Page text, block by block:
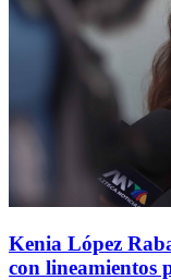
Kenia López
con lineamientos